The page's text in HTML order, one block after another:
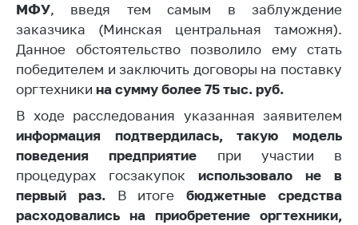
Обратиться в МАРТ
Личный прием
граждан и юр. лиц
Прямaя телефоннaя
Горячая линия
Электронные
обращения
Сообщить о росте
МФУ, введя тем самым в заблуждение
заказчика (Минская центральная таможня).
Данное обстоятельство позволило ему стать
победителем и заключить договоры на поставку
оргтехники на сумму более 75 тыс. руб.
В ходе расследования указанная заявителем
информация подтвердилась,
такую модель
поведения предприятие при участии в
процедурах госзакупок использовало не в
первый раз.В итогебюджетные средства
расходовались на приобретение оргтехники,